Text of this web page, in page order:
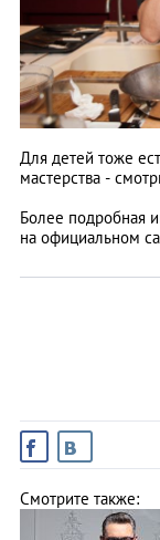
Для детей тоже
мастерства -
Более подробная
на официальном
Смотрите также: